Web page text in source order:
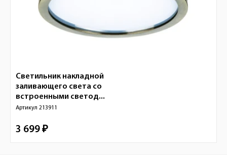
Светильник накладной
заливающего света со
встроенными светод...
Артикул 213911
3 699 ₽